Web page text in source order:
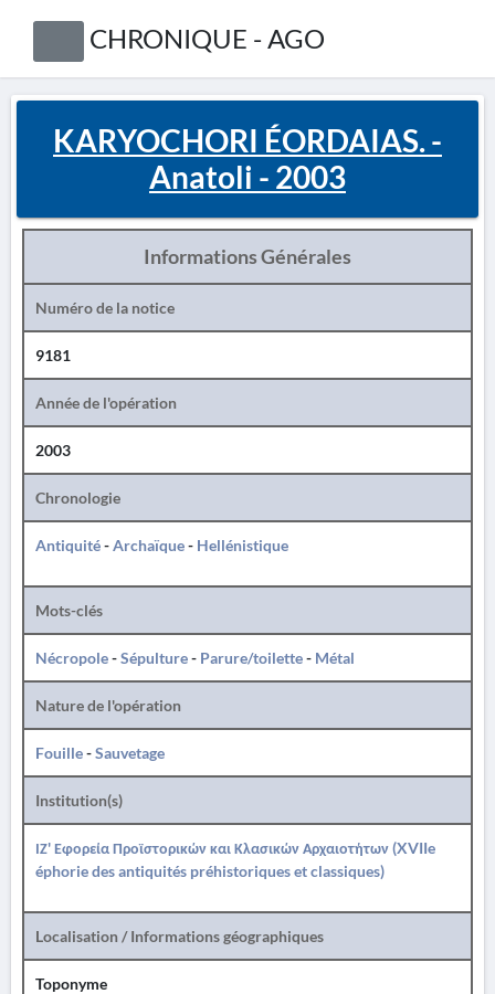
CHRONIQUE - AGO
KARYOCHORI ÉORDAIAS. -
Anatoli - 2003
Informations Générales
Numéro de la notice
9181
Année de l'opération
2003
Chronologie
Antiquité-Archaïque- Hellénistique
Mots-clés
Nécropole-Sépulture- Parure/toilette- Métal
Nature de l'opération
Fouille-Sauvetage
Institution(s)
ΙΖ' Εφορεία Προϊστορικών και Κλασικών Αρχαιοτήτων (XVIIe
éphorie des antiquités préhistoriques et classiques)
Localisation / Informations géographiques
Toponyme